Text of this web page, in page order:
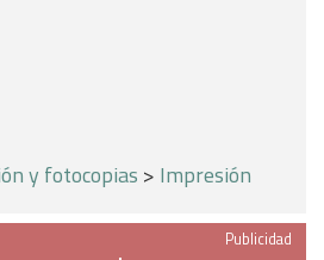
y fotocopias > Impresión
Publicidad